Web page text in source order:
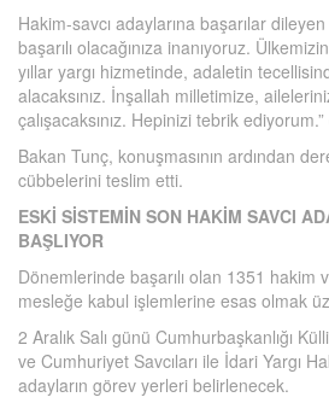
Hakim-savcı adaylarına başarılar
başarılı olacağınıza inanıyoruz.
yıllar yargı hizmetinde, adaletin
alacaksınız. İnşallah milletimize,
çalışacaksınız. Hepinizi tebrik
Bakan Tunç, konuşmasının ardından
cübbelerini teslim etti.
ESKİ SİSTEMİN SON HAKİM SAVCI
BAŞLIYOR
Dönemlerinde başarılı olan 1351 hakim
mesleğe kabul işlemlerine esas olmak
2 Aralık Salı günü Cumhurbaşkanlığı
ve Cumhuriyet Savcıları ile İdari Yargı
adayların görev yerleri belirlenecek.